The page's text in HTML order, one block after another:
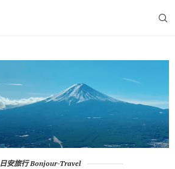
日安旅行 Bonjour-Travel